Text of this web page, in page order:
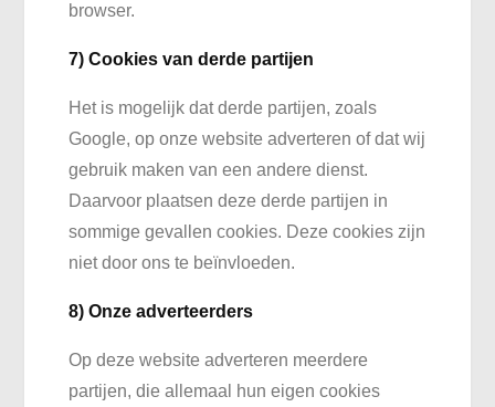
browser.
7) Cookies van derde partijen
Het is mogelijk dat derde partijen, zoals
Google, op onze website adverteren of dat wij
gebruik maken van een andere dienst.
Daarvoor plaatsen deze derde partijen in
sommige gevallen cookies. Deze cookies zijn
niet door ons te beïnvloeden.
8) Onze adverteerders
Op deze website adverteren meerdere
partijen, die allemaal hun eigen cookies